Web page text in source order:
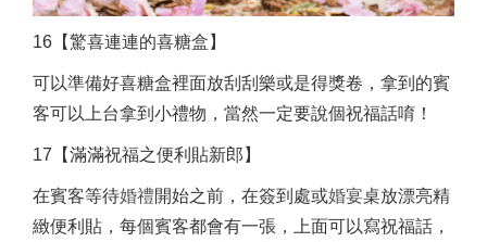
16【驚喜連連的喜糖盒】
可以準備好喜糖盒裡面放刮刮樂或是得獎卷，拿到的賓
客可以上台拿到小禮物，當然一定要說個祝福話唷！
17【滿滿祝福之便利貼新郎】
在賓客等待婚禮開始之前，在簽到處或婚宴桌放漂亮精
緻便利貼，每個賓客都會有一張，上面可以寫祝福話，